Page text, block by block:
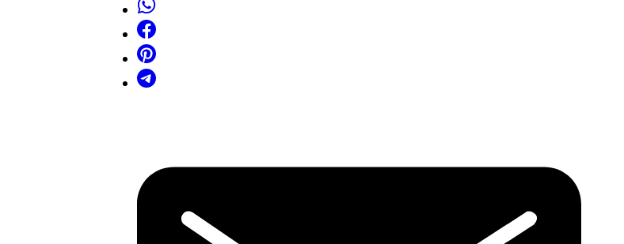
Madeira